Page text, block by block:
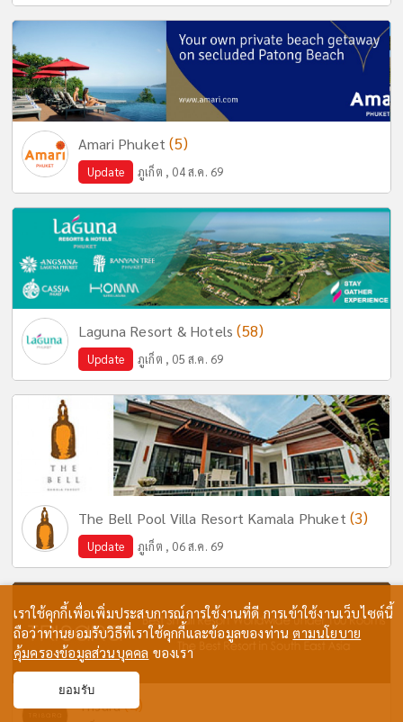
Amari Phuket(5)
Update ภูเก็ต , 04 ส.ค. 69
Laguna Resort & Hotels(58)
Update ภูเก็ต , 05 ส.ค. 69
The Bell Pool Villa Resort Kamala Phuket (3)
Update ภูเก็ต , 06 ส.ค. 69
Trisara(4)
เราใช้คุกกี้เพื่อเพิ่มประสบการณ์การใช้งานที่ดี การเข้าใช้งานเว็บไซต์นี้
ถือว่าท่านยอมรับวิธีที่เราใช้คุกกี้และข้อมูลของท่านตามนโยบาย
คุ้มครองข้อมูลส่วนบุคคล ของเรา
ยอมรับ